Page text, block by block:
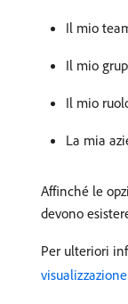
Il mio
Il mio
Il mio
La mia
Affinché le
devono
Per ulteriori